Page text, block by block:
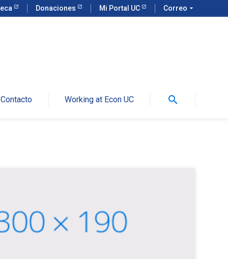
Donaciones Mi Portal UC Correo arrow_drop_down
Contacto Working at Econ UC search